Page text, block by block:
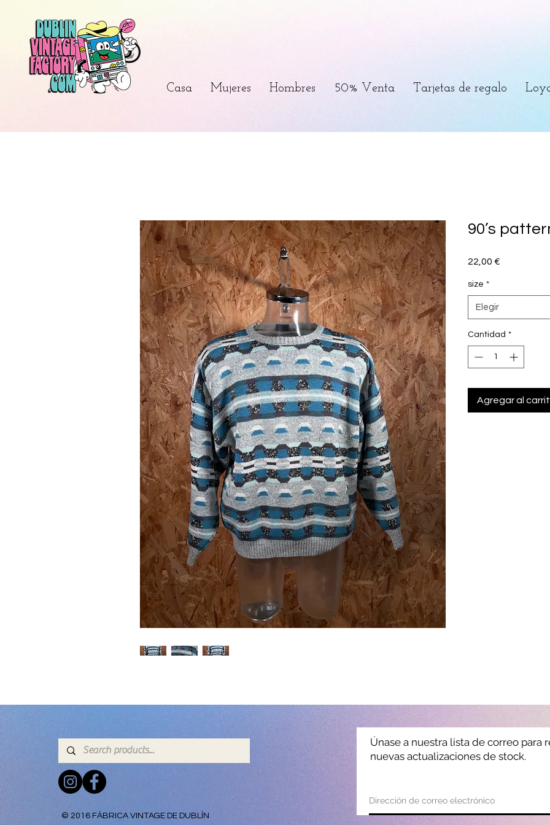
Casa Mujeres Hombres 50% Venta Tarjetas de regalo
90’s
22,00 €
size *
Elegir
Cantidad *
Agregar al
Únase a nuestra lista de correo para
nuevas actualizaciones de stock.
© 2016 FÁBRICA VINTAGE DE DUBLÍN